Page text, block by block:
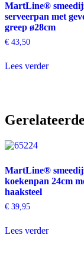
MartLine®
serveerpan met
greep ø28cm
€ 43,50
Lees verder
MartLine®
koekenpan 24cm
haaksteel
€ 39,95
Lees verder